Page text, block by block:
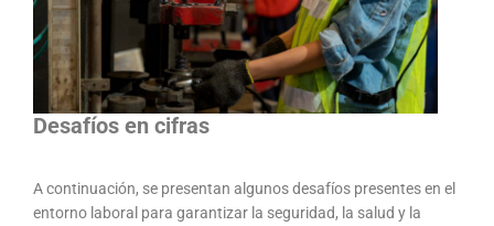
Desafíos en cifras
A continuación, se presentan algunos desafíos presentes en el
entorno laboral para garantizar la seguridad, la salud y la